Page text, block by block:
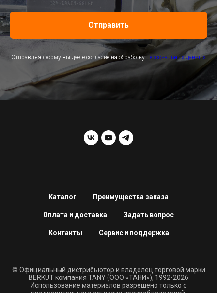
Отправить
Отправляя форму вы даете согласие на обработкуперсональных данных
Каталог Преимущества заказа
Оплата и доставка Задать вопрос
Контакты Сервис и поддержка
© Официальный дистрибьютор и владелец торговой марки
BERKUT компания TANY (ООО «ТАНИ»), 1992-2026
Использование материалов разрешено только с